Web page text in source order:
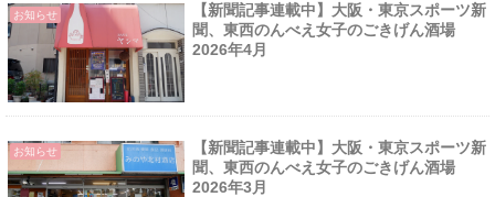
お知らせ
【新聞記事連載中】大阪・東京スポーツ新
聞、東西のんべえ女子のごきげん酒場
2026年4月
お知らせ
【新聞記事連載中】大阪・東京スポーツ新
聞、東西のんべえ女子のごきげん酒場
2026年3月